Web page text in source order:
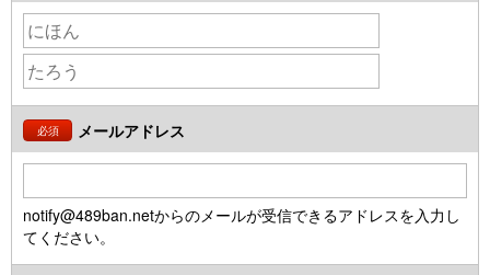
必須 メールアドレス
notify@489ban.netからのメールが受信できるアドレスを入力し
てください。